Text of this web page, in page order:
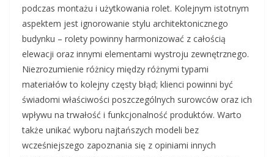
podczas montażu i użytkowania rolet. Kolejnym istotnym
aspektem jest ignorowanie stylu architektonicznego
budynku – rolety powinny harmonizować z całością
elewacji oraz innymi elementami wystroju zewnętrznego.
Niezrozumienie różnicy między różnymi typami
materiałów to kolejny częsty błąd; klienci powinni być
świadomi właściwości poszczególnych surowców oraz ich
wpływu na trwałość i funkcjonalność produktów. Warto
także unikać wyboru najtańszych modeli bez
wcześniejszego zapoznania się z opiniami innych